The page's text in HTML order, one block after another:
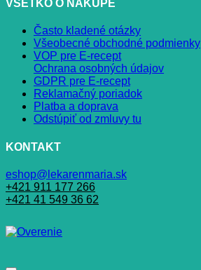
VŠETKO O NÁKUPE
Často kladené otázky
Všeobecné obchodné podmienky
VOP pre E-recept
Ochrana osobných údajov
GDPR pre E-recept
Reklamačný poriadok
Platba a doprava
Odstúpiť od zmluvy tu
KONTAKT
eshop@lekarenmaria.sk
+421 911 177 266
+421 41 549 36 62